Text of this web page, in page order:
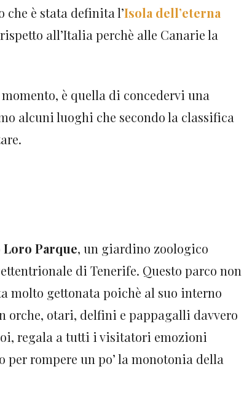
è stata definita l’Isola dell’eterna
all’Italia perchè alle Canarie la
è quella di concedervi una
alcuni luoghi che secondo la classifica
Loro Parque, un giardino zoologico
di Tenerife. Questo parco non
molto gettonata poichè al suo interno
orche, otari, delfini e pappagalli davvero
regala a tutti i visitatori emozioni
rompere un po’ la monotonia della